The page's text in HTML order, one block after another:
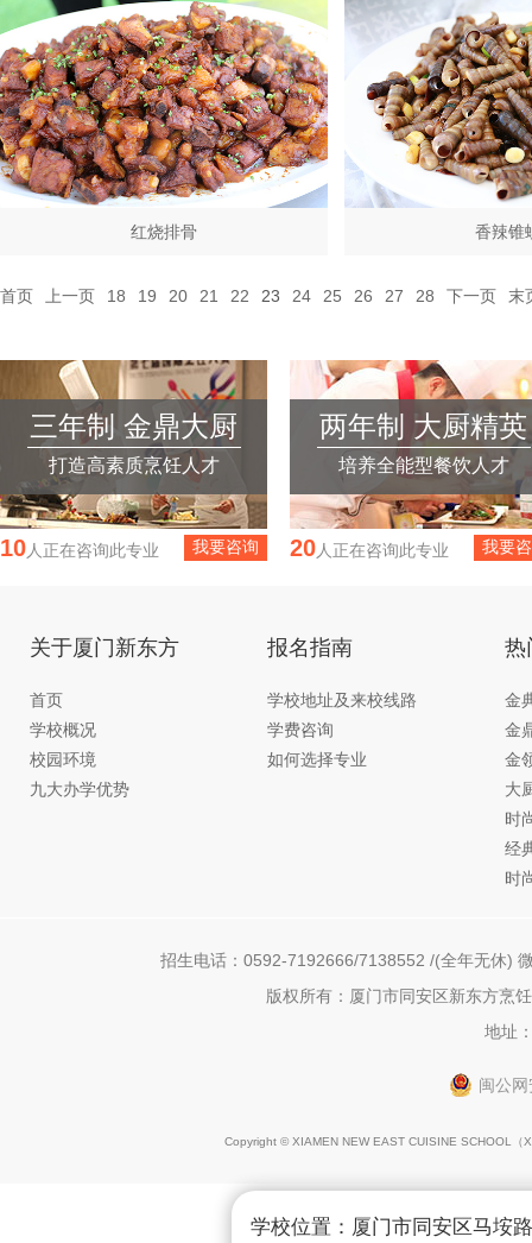
学校位置：厦门市同安区马垵
红烧排骨 香辣锥
首页 上一页 18 19 20 21 22 23 24 25 26 27 28 下一页 末
三年制 金鼎大厨
打造高素质烹饪人才
我要咨询
11人正在咨询此专业
两年制 大厨精英
培养全能型餐饮人才
我要
15人正在咨询此专业
关于厦门新东方
首页
学校概况
校园环境
九大办学优势
报名指南
学校地址及来校线路
学费咨询
如何选择专业
热
金
金
金
大
时
经
时
招生电话：0592-7192666/7138552 /(全年无休)
版权所有：厦门市同安区新东方烹
地址
闽公
Copyright © XIAMEN NEW EAST CUISINE SCHOOL（